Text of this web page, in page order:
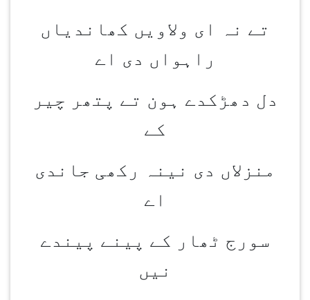
تے نہ ای ولاویں کھاندیاں
راہواں دی اے
دل دھڑکدے ہون تے پتھر چیر
کے
منزلاں دی نینہ رکھی جاندی
اے
سورج ٹھار کے پینے پیندے
نیں